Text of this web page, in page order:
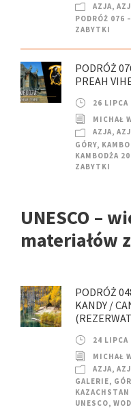
AZJA,
PODRÓŻ 076
ZABYTKI
PODRÓŻ
PREAH
26 LIPCA
MICHAŁ
AZJA,
GÓRY,
KAMBODŻA
ZABYTKI
UNESCO –
materiałów
PODRÓŻ
KANDY /
24 LIPCA
MICHAŁ
AZJA,
GALERIE,
UNESCO,